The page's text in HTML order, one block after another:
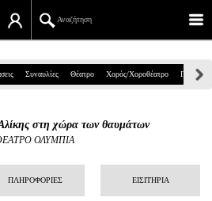
Αναζήτηση
39, Αθήνα
Εγγραφή
Συναυλίες Θέατρο Χορός/Χοροθέατρο Παιδικά
Αλίκης στη χώρα των θαυμάτων
ΟΛΥΜΠΙΑ
ΠΛΗΡΟΦΟΡΙΕΣ ΕΙΣΙΤΗΡΙΑ